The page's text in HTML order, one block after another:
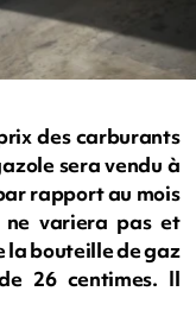
des carburants
sera vendu à
rapport au mois
ne variera pas et
la bouteille de gaz
26 centimes. Il